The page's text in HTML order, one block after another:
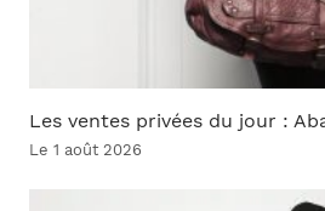
Les ventes privées du jour :
Le 1 août 2026